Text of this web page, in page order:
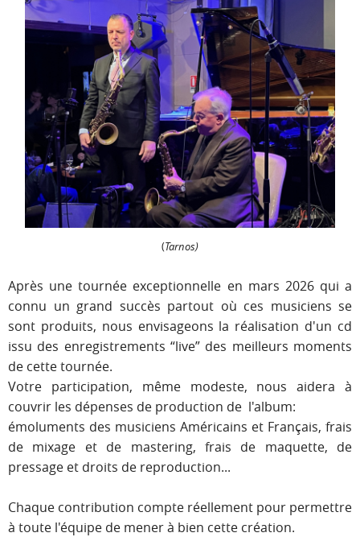
(Tarnos)
Après une tournée exceptionnelle en mars 2026 qui a
connu un grand succès partout où ces musiciens se
sont produits, nous envisageons la réalisation d'un cd
issu des enregistrements “live” des meilleurs moments
de cette tournée.
Votre participation, même modeste, nous aidera à
couvrir les dépenses de production de l'album:
émoluments des musiciens Américains et Français, frais
de mixage et de mastering, frais de maquette, de
pressage et droits de reproduction...
Chaque contribution compte réellement pour permettre
à toute l'équipe de mener à bien cette création.